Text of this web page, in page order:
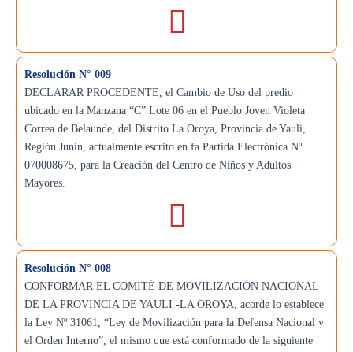
Resolución N° 009
DECLARAR PROCEDENTE, el Cambio de Uso del predio
ubicado en la Manzana “C” Lote 06 en el Pueblo Joven Violeta
Correa de Belaunde, del Distrito La Oroya, Provincia de Yauli,
Región Junín, actualmente escrito en fa Partida Electrónica Nº
070008675, para la Creación del Centro de Niños y Adultos
Mayores.
Resolución N° 008
CONFORMAR EL COMITÉ DE MOVILIZACIÓN NACIONAL
DE LA PROVINCIA DE YAULI -LA OROYA, acorde lo establece
la Ley Nº 31061, “Ley de Movilización para la Defensa Nacional y
el Orden Interno”, el mismo que está conformado de la siguiente